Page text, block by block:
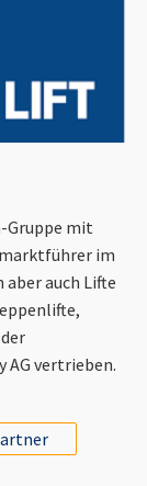
Gruppe mit
im
auch Lifte
AG vertrieben.